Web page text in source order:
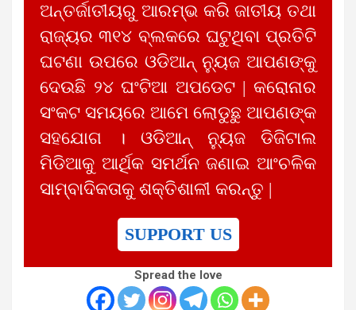
ଅନ୍ତର୍ଜାତୀୟରୁ ଆରମ୍ଭ କରି ଜାତୀୟ ତଥା
ରାଜ୍ୟର ୩୧୪ ବ୍ଲକରେ ଘଟୁଥିବା ପ୍ରତିଟି
ଘଟଣା ଉପରେ ଓଡିଆନ୍ ନ୍ୟୁଜ ଆପଣଙ୍କୁ
ଦେଉଛି ୨୪ ଘଂଟିଆ ଅପଡେଟ | କରୋନାର
ସଂକଟ ସମୟରେ ଆମେ ଲୋଡୁଛୁ ଆପଣଙ୍କ
ସହଯୋଗ । ଓଡିଆନ୍ ନ୍ୟୁଜ ଡିଜିଟାଲ
ମିଡିଆକୁ ଆର୍ଥିକ ସମର୍ଥନ ଜଣାଇ ଆଂଚଳିକ
ସାମ୍ବାଦିକତାକୁ ଶକ୍ତିଶାଳୀ କରନ୍ତୁ |
SUPPORT US
Spread the love